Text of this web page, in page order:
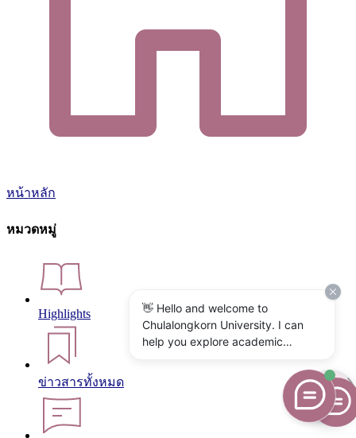
หน้าหลัก
หมวดหมู่
Highlights
ข่าวสารทั้งหมด
👋 Hello and welcome to
Chulalongkorn University. I can
help you explore academic